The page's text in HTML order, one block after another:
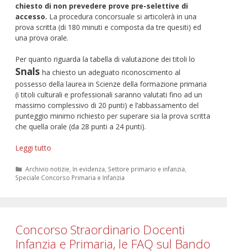
chiesto di non prevedere prove pre-selettive di
accesso. La procedura concorsuale si articolerà in una
prova scritta (di 180 minuti e composta da tre quesiti) ed
una prova orale.
Per quanto riguarda la tabella di valutazione dei titoli lo
Snals ha chiesto un adeguato riconoscimento al
possesso della laurea in Scienze della formazione primaria
(i titoli culturali e professionali saranno valutati fino ad un
massimo complessivo di 20 punti) e l’abbassamento del
punteggio minimo richiesto per superare sia la prova scritta
che quella orale (da 28 punti a 24 punti).
Leggi tutto
infanzia
e
Decreti
ministeriali
Categorie
Archivio notizie, In evidenza, Settore primario e infanzia,
Speciale Concorso Primaria e Infanzia
Concorso Straordinario Docenti
Infanzia e Primaria, le FAQ sul Bando